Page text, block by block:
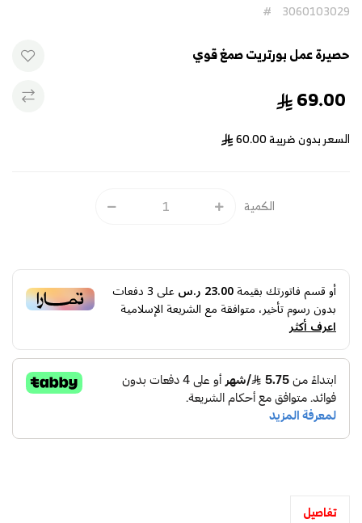
3060103029
#
حصيرة عمل بورتريت صمغ قوي
69.00
السعر بدون ضريبة60.00
الكمية
أو قسم فاتورتك بقيمة23.00 ر.س على3دفعات
بدون رسوم تأخير، متوافقة مع الشريعة الإسلامية
اعرف أكثر
تفاصيل